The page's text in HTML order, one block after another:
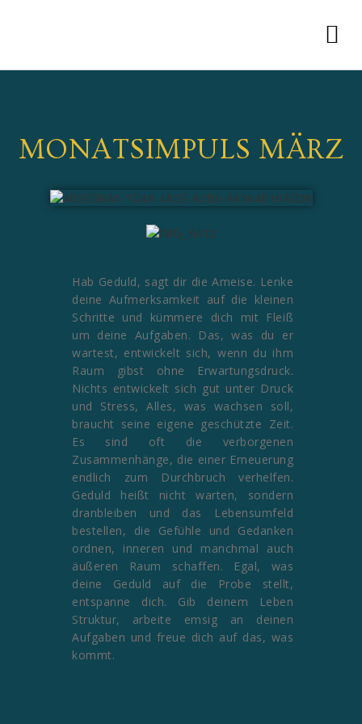
MONATSIMPULS MÄRZ
Hab Geduld, sagt dir die Ameise. Lenke
deine Aufmerksamkeit auf die kleinen
Schritte und kümmere dich mit Fleiß
um deine Aufgaben. Das, was du er
wartest, entwickelt sich, wenn du ihm
Raum gibst ohne Erwartungsdruck.
Nichts entwickelt sich gut unter Druck
und Stress, Alles, was wachsen soll,
braucht seine eigene geschützte Zeit.
Es sind oft die verborgenen
Zusammenhänge, die einer Erneuerung
endlich zum Durchbruch verhelfen.
Geduld heißt nicht warten, sondern
dranbleiben und das Lebensumfeld
bestellen, die Gefühle und Gedanken
ordnen, inneren und manchmal auch
äußeren Raum schaffen. Egal, was
deine Geduld auf die Probe stellt,
entspanne dich. Gib deinem Leben
Struktur, arbeite emsig an deinen
Aufgaben und freue dich auf das, was
kommt.